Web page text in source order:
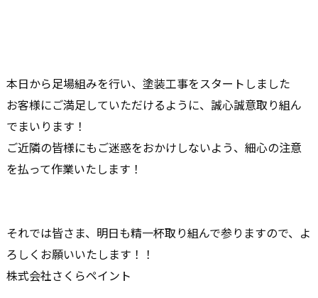
本日から足場組みを行い、塗装工事をスタートしました
お客様にご満足していただけるように、誠心誠意取り組ん
でまいります！
ご近隣の皆様にもご迷惑をおかけしないよう、細心の注意
を払って作業いたします！
それでは皆さま、明日も精一杯取り組んで参りますので、よ
ろしくお願いいたします！！
株式会社さくらペイント